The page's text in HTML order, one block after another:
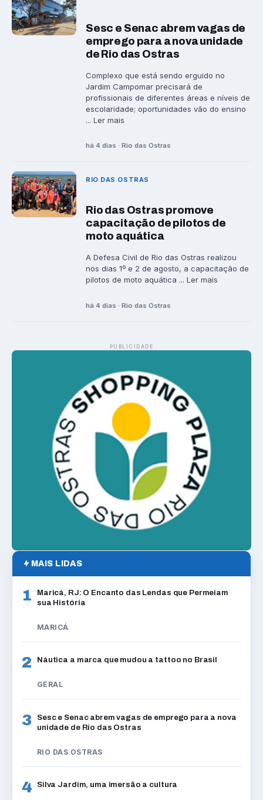
Sesc e Senac abrem vagas de
emprego para a nova unidade
de Rio das Ostras
Complexo que está sendo erguido no
Jardim Campomar precisará de
profissionais de diferentes áreas e níveis de
escolaridade; oportunidades vão do ensino
... Ler mais
há 4 dias · Rio das Ostras
RIO DAS OSTRAS
Rio das Ostras promove
capacitação de pilotos de
moto aquática
A Defesa Civil de Rio das Ostras realizou
nos dias 1º e 2 de agosto, a capacitação de
pilotos de moto aquática ... Ler mais
há 4 dias · Rio das Ostras
PUBLICIDADE
MAIS LIDAS
1
Maricá, RJ: O Encanto das Lendas que Permeiam
sua História
MARICÁ
2 Náutica a marca que mudou a tattoo no Brasil
GERAL
3
Sesc e Senac abrem vagas de emprego para a nova
unidade de Rio das Ostras
RIO DAS OSTRAS
4 Silva Jardim, uma imersão a cultura